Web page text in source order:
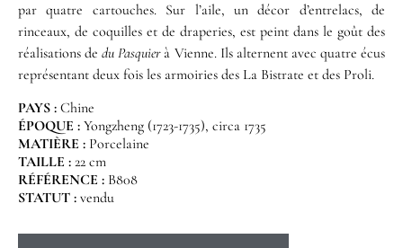
par quatre cartouches. Sur l’aile, un décor d’entrelacs, de
rinceaux, de coquilles et de draperies, est peint dans le goût des
réalisations dedu Pasquierà Vienne. Ils alternent avec quatre écus
représentant deux fois les armoiries des La Bistrate et des Proli.
PAYS : Chine
ÉPOQUE : Yongzheng (1723-1735), circa 1735
MATIÈRE : Porcelaine
TAILLE : 22 cm
RÉFÉRENCE : B808
STATUT : vendu